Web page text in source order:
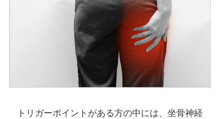
トリガーポイントがある方の中には、坐骨神経